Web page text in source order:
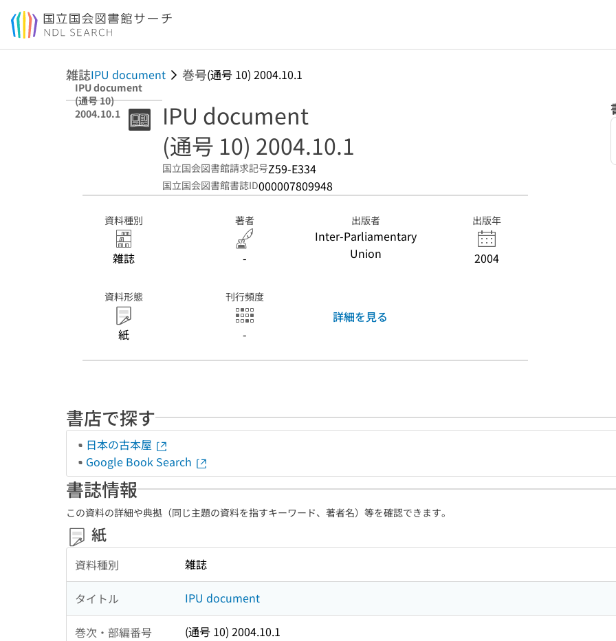
本文へ移動
雑誌IPU document 巻号(通号 10) 2004.10.1
IPU document
(通号 10)
2004.10.1
IPU document
(通号 10) 2004.10.1
国立国会図書館請求記号Z59-E334
国立国会図書館書誌ID000007809948
資料種別
雑誌
著者
-
出版者
Inter-Parliamentary
Union
出版年
2004
資料形態
紙
刊行頻度
-
詳細を見る
書店で探す
日本の古本屋
Google Book Search
書誌情報
この資料の詳細や典拠（同じ主題の資料を指すキーワード、著者名）等を確認できます。
紙
資料種別 雑誌
タイトル IPU document
巻次・部編番号 (通号 10) 2004.10.1